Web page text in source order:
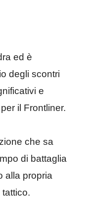
ed è
degli scontri
e
il Frontliner.
che sa
di battaglia
alla propria